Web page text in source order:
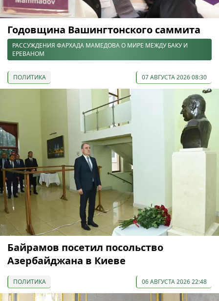
Годовщина Вашингтонского саммита
РАССУЖДЕНИЯ ФАРХАДА МАМЕДОВА О МИРЕ МЕЖДУ БАКУ И
ЕРЕВАНОМ
ПОЛИТИКА 07 АВГУСТА 2026 08:30
Байрамов посетил посольство
Азербайджана в Киеве
ПОЛИТИКА 06 АВГУСТА 2026 22:48